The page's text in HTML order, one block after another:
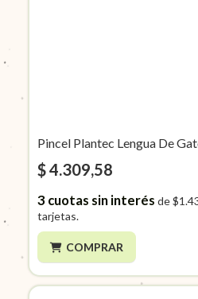
Pincel Plantec Lengua De
$ 4.309,58
3cuotas sin interés de
tarjetas.
COMPRAR